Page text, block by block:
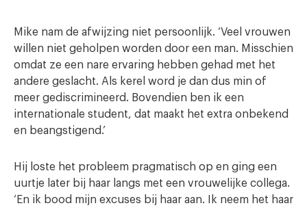
Mike nam de afwijzing niet persoonlijk. ‘Veel vrouwen
willen niet geholpen worden door een man. Misschien
omdat ze een nare ervaring hebben gehad met het
andere geslacht. Als kerel word je dan dus min of
meer gediscrimineerd. Bovendien ben ik een
internationale student, dat maakt het extra onbekend
en beangstigend.’
Hij loste het probleem pragmatisch op en ging een
uurtje later bij haar langs met een vrouwelijke collega.
‘En ik bood mijn excuses bij haar aan. Ik neem het haar